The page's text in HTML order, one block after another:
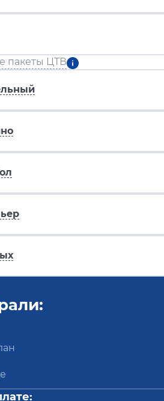
пакеты ЦТВ